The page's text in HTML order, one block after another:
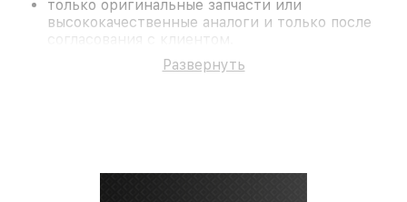
только оригинальные запчасти или
высококачественные аналоги и только после
согласования с клиентом.
На все работы и замененные комплектующие
предоставляется длительная гарантия. В случае
Развернуть